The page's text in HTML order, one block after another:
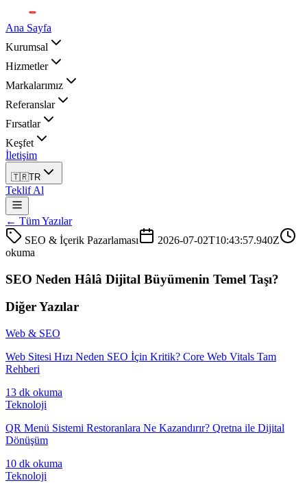
Ana Sayfa
Kurumsal
Hizmetler
Markalarımız
Referanslar
Fırsatlar
Keşfet
İletişim
🇹🇷TR
Teklif Al
← Tüm Yazılar
SEO & İçerik Pazarlaması
2026-07-02T10:43:57.940Z
okuma
SEO Neden Hâlâ Dijital Büyümenin Temel Taşı?
Diğer Yazılar
Web & SEO
Web Sitesi Hızı Neden SEO İçin Kritik? Core Web Vitals Tam
Rehberi
13 dk okuma
Teknoloji
QR Menü Sistemi Restoranlara Ne Kazandırır? Qretna ile Dijital
Dönüşüm
10 dk okuma
Teknoloji